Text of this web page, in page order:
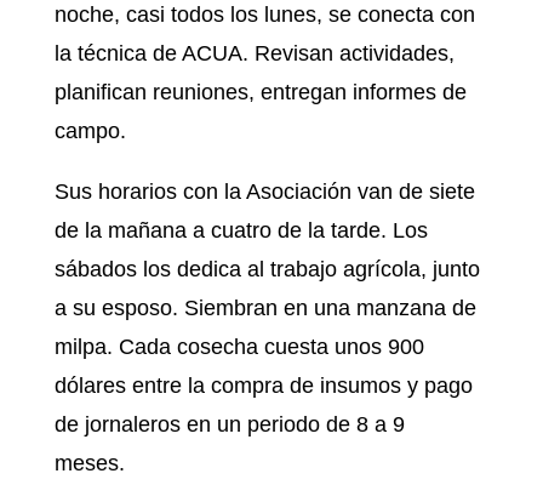
noche, casi todos los lunes, se conecta con
la técnica de ACUA. Revisan actividades,
planifican reuniones, entregan informes de
campo.
Sus horarios con la Asociación van de siete
de la mañana a cuatro de la tarde. Los
sábados los dedica al trabajo agrícola, junto
a su esposo. Siembran en una manzana de
milpa. Cada cosecha cuesta unos 900
dólares entre la compra de insumos y pago
de jornaleros en un periodo de 8 a 9
meses.